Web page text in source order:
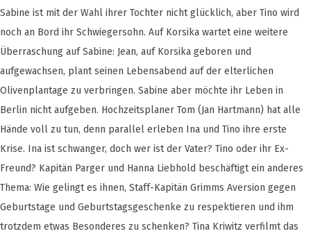
Sabine ist mit der Wahl ihrer Tochter nicht glücklich, aber Tino wird
noch an Bord ihr Schwiegersohn. Auf Korsika wartet eine weitere
Überraschung auf Sabine: Jean, auf Korsika geboren und
aufgewachsen, plant seinen Lebensabend auf der elterlichen
Olivenplantage zu verbringen. Sabine aber möchte ihr Leben in
Berlin nicht aufgeben. Hochzeitsplaner Tom (Jan Hartmann) hat alle
Hände voll zu tun, denn parallel erleben Ina und Tino ihre erste
Krise. Ina ist schwanger, doch wer ist der Vater? Tino oder ihr Ex-
Freund? Kapitän Parger und Hanna Liebhold beschäftigt ein anderes
Thema: Wie gelingt es ihnen, Staff-Kapitän Grimms Aversion gegen
Geburtstage und Geburtstagsgeschenke zu respektieren und ihm
trotzdem etwas Besonderes zu schenken? Tina Kriwitz verfilmt das